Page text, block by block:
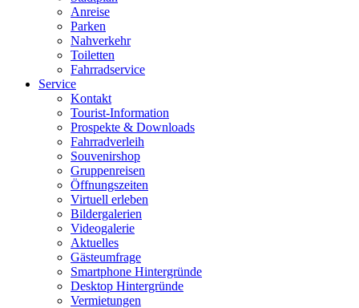
Anreise
Parken
Nahverkehr
Toiletten
Fahrradservice
Service
Kontakt
Tourist-Information
Prospekte & Downloads
Fahrradverleih
Souvenirshop
Gruppenreisen
Öffnungszeiten
Virtuell erleben
Bildergalerien
Videogalerie
Aktuelles
Gästeumfrage
Smartphone Hintergründe
Desktop Hintergründe
Vermietungen